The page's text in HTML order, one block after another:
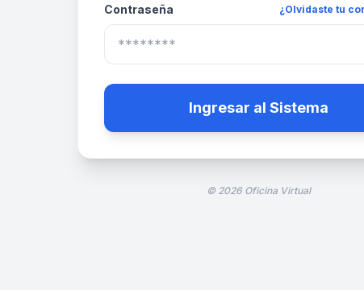
Contraseña ¿Olvidaste tu
Ingresar al Sistema
© 2026 Oficina Virtual